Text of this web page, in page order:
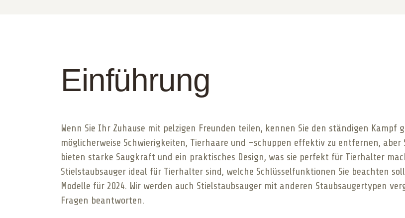
Einführung
Wenn Sie Ihr Zuhause mit pelzigen Freunden teilen, kennen Sie den ständigen
möglicherweise Schwierigkeiten, Tierhaare und -schuppen effektiv zu entfernen, aber
bieten starke Saugkraft und ein praktisches Design, was sie perfekt für Tierhalter
Stielstaubsauger ideal für Tierhalter sind, welche Schlüsselfunktionen Sie beachten
Modelle für 2024. Wir werden auch Stielstaubsauger mit anderen Staubsaugertypen
Fragen beantworten.